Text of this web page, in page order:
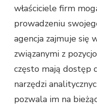
właściciele firm
prowadzeniu
agencja zajmuje się
związanymi z
często mają dostęp
narzędzi
pozwala im na